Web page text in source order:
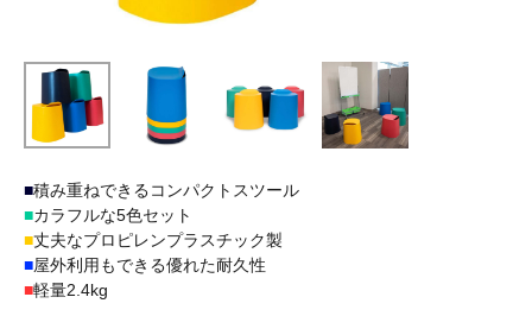
■積み重ねできるコンパクトスツール
■カラフルな5色セット
■丈夫なプロピレンプラスチック製
■屋外利用もできる優れた耐久性
■軽量2.4kg